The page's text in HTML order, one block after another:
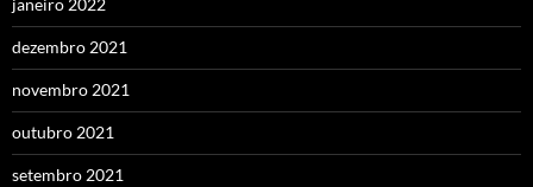
janeiro 2022
dezembro 2021
novembro 2021
outubro 2021
setembro 2021